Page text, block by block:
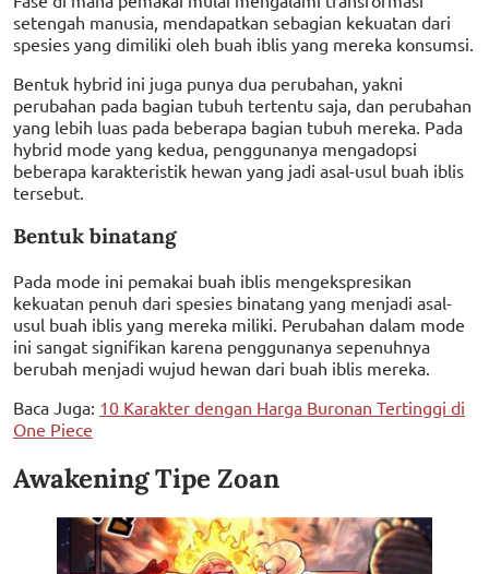
setengah manusia, mendapatkan sebagian kekuatan dari
spesies yang dimiliki oleh buah iblis yang mereka konsumsi.
Bentuk hybrid ini juga punya dua perubahan, yakni
perubahan pada bagian tubuh tertentu saja, dan perubahan
yang lebih luas pada beberapa bagian tubuh mereka. Pada
hybrid mode yang kedua, penggunanya mengadopsi
beberapa karakteristik hewan yang jadi asal-usul buah iblis
tersebut.
Bentuk binatang
Pada mode ini pemakai buah iblis mengekspresikan
kekuatan penuh dari spesies binatang yang menjadi asal-
usul buah iblis yang mereka miliki. Perubahan dalam mode
ini sangat signifikan karena penggunanya sepenuhnya
berubah menjadi wujud hewan dari buah iblis mereka.
Baca Juga: 10 Karakter dengan Harga Buronan Tertinggi di
One Piece
Awakening Tipe Zoan